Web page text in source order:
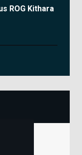
ROG Kithara